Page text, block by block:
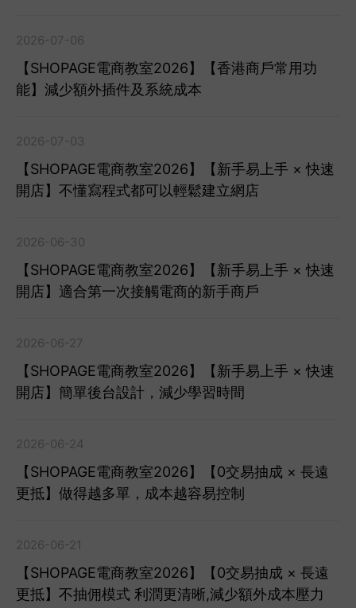
2026-07-06
【SHOPAGE電商教室2026】【香港商戶常用功
能】減少額外插件及系統成本
2026-07-03
【SHOPAGE電商教室2026】【新手易上手 × 快速
開店】不懂寫程式都可以輕鬆建立網店
2026-06-30
【SHOPAGE電商教室2026】【新手易上手 × 快速
開店】適合第一次接觸電商的新手商戶
2026-06-27
【SHOPAGE電商教室2026】【新手易上手 × 快速
開店】簡單後台設計，減少學習時間
2026-06-24
【SHOPAGE電商教室2026】【0交易抽成 × 長遠
更抵】做得越多單，成本越容易控制
2026-06-21
【SHOPAGE電商教室2026】【0交易抽成 × 長遠
更抵】不抽佣模式 利潤更清晰,減少額外成本壓力